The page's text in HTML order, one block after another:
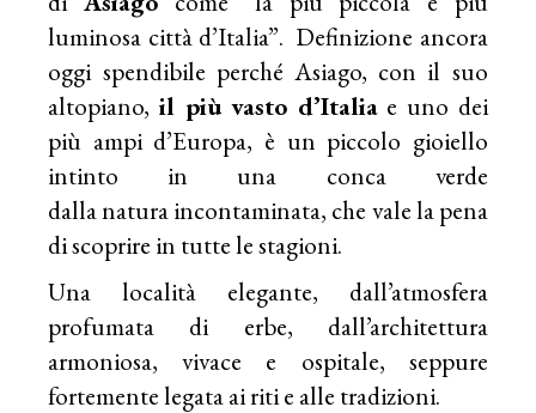
luminosa città d’Italia”. Definizione ancora
oggi spendibile perché Asiago, con il suo
altopiano, il più vasto d’Italiae uno dei
più ampi d’Europa, è un piccolo gioiello
intinto in una conca verde
dalla natura incontaminata, che vale la pena
di scoprire in tutte le stagioni.
Una località elegante, dall’atmosfera
profumata di erbe, dall’architettura
armoniosa, vivace e ospitale, seppure
fortemente legata ai riti e alle tradizioni.